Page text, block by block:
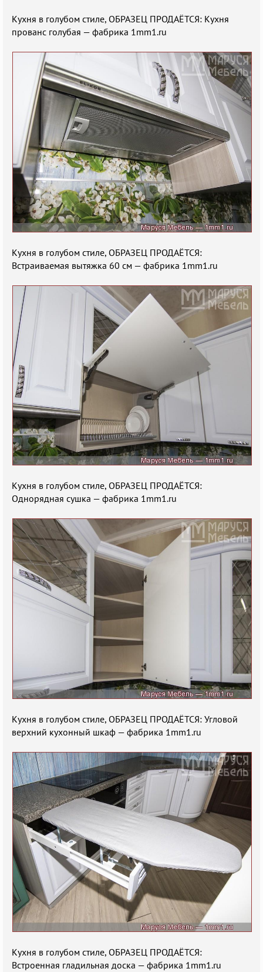
Кухня в голубом стиле, ОБРАЗЕЦ ПРОДАЁТСЯ: Кухня
прованс голубая — фабрика 1mm1.ru
Кухня в голубом стиле, ОБРАЗЕЦ ПРОДАЁТСЯ:
Встраиваемая вытяжка 60 см — фабрика 1mm1.ru
Кухня в голубом стиле, ОБРАЗЕЦ ПРОДАЁТСЯ:
Однорядная сушка — фабрика 1mm1.ru
Кухня в голубом стиле, ОБРАЗЕЦ ПРОДАЁТСЯ: Угловой
верхний кухонный шкаф — фабрика 1mm1.ru
Кухня в голубом стиле, ОБРАЗЕЦ ПРОДАЁТСЯ:
Встроенная гладильная доска — фабрика 1mm1.ru